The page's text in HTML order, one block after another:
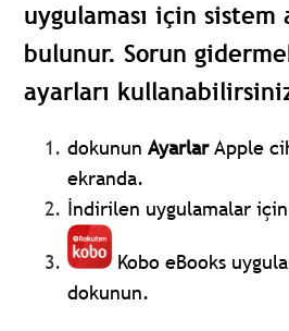
uygulaması için sistem
bulunur. Sorun
ayarları
dokununAyarlarApple
ekranda.
İndirilen uygulamalar için
Kobo eBooks
dokunun.